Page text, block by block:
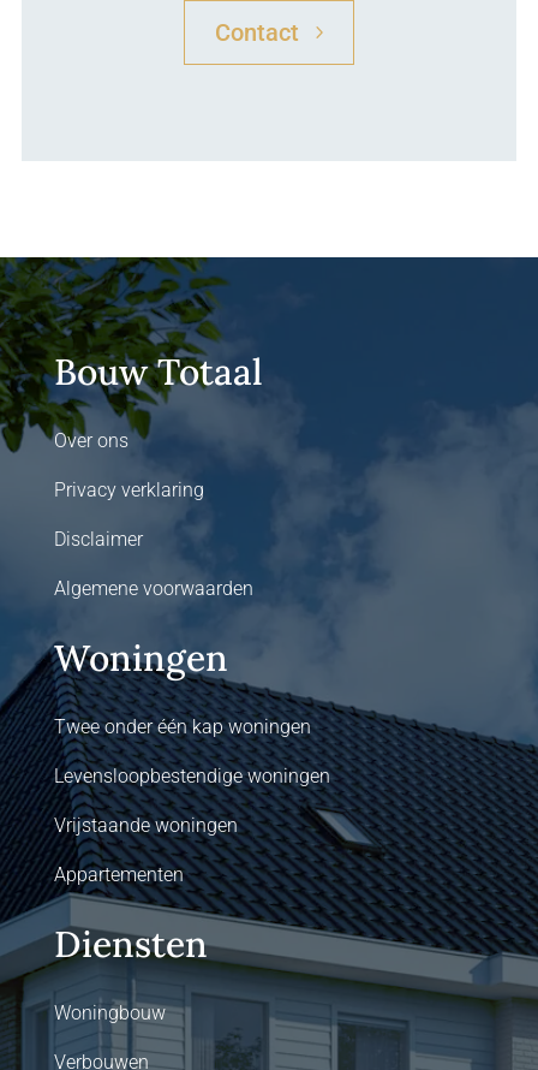
Contact
Bouw Totaal
Over ons
Privacy verklaring
Disclaimer
Algemene voorwaarden
Woningen
Twee onder één kap woningen
Levensloopbestendige woningen
Vrijstaande woningen
Appartementen
Diensten
Woningbouw
Verbouwen